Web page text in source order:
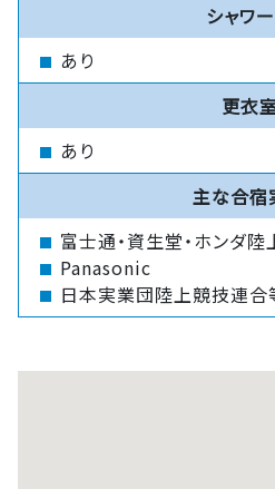
シャワ
あり
更衣
あり
主な合宿
富士通・資生堂・ホンダ陸
Panasonic
日本実業団陸上競技連